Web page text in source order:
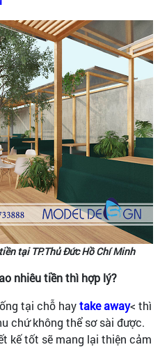
tại TP.Thủ Đức Hồ Chí Minh
nhiêu tiền thì hợp lý?
tại chỗ haytake away< thì
chứ không thể sơ sài được.
kế tốt sẽ mang lại thiện cảm